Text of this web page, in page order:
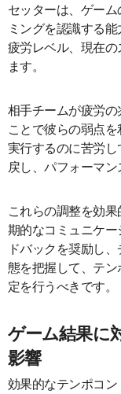
セッターは、ゲー
ミングを認識する
疲労レベル、現在
ます。
相手チームが疲労
ことで彼らの弱点
実行するのに苦労
戻し、パフォーマン
これらの調整を効
期的なコミュニケ
ドバックを奨励し
態を把握して、テ
定を行うべきです。
ゲーム結果に
影響
効果的なテンポコ